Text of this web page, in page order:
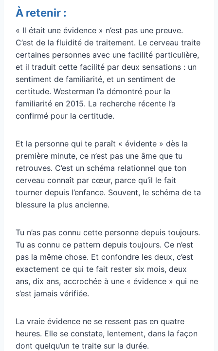
À retenir :
« Il était une évidence » n’est pas une preuve.
C’est de la fluidité de traitement. Le cerveau traite
certaines personnes avec une facilité particulière,
et il traduit cette facilité par deux sensations : un
sentiment de familiarité, et un sentiment de
certitude. Westerman l’a démontré pour la
familiarité en 2015. La recherche récente l’a
confirmé pour la certitude.
Et la personne qui te paraît « évidente » dès la
première minute, ce n’est pas une âme que tu
retrouves. C’est un schéma relationnel que ton
cerveau connaît par cœur, parce qu’il le fait
tourner depuis l’enfance. Souvent, le schéma de ta
blessure la plus ancienne.
Tu n’as pas connu cette personne depuis toujours.
Tu as connu ce pattern depuis toujours. Ce n’est
pas la même chose. Et confondre les deux, c’est
exactement ce qui te fait rester six mois, deux
ans, dix ans, accrochée à une « évidence » qui ne
s’est jamais vérifiée.
La vraie évidence ne se ressent pas en quatre
heures. Elle se constate, lentement, dans la façon
dont quelqu’un te traite sur la durée.